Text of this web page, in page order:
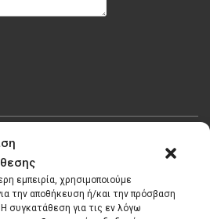
εμπειρία, χρησιμοποιούμε
την αποθήκευση ή/και την πρόσβαση
συγκατάθεση για τις εν λόγω
κουμπί 'Συμφωνώ' για να